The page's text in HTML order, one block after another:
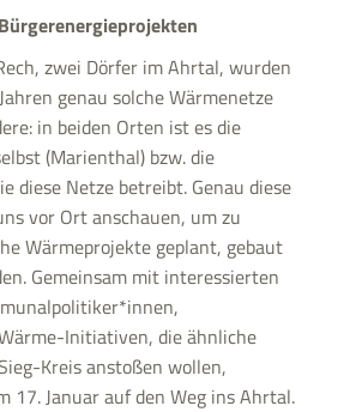
zwei Dörfer im Ahrtal, wurden
genau solche Wärmenetze
in beiden Orten ist es die
(Marienthal) bzw. die
diese Netze betreibt. Genau diese
vor Ort anschauen, um zu
Wärmeprojekte geplant, gebaut
Gemeinsam mit interessierten
Initiativen, die ähnliche
Kreis anstoßen wollen,
17. Januar auf den Weg ins Ahrtal.